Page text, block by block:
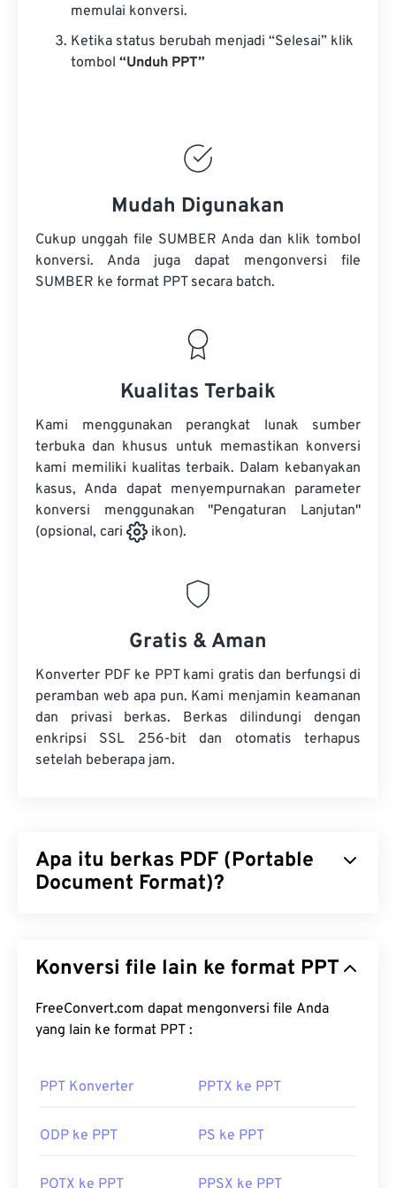
memulai konversi.
Ketika status berubah menjadi “Selesai” klik
tombol “Unduh PPT”
Mudah Digunakan
Cukup unggah file SUMBER Anda dan klik tombol
konversi. Anda juga dapat mengonversi file
SUMBER ke format PPT secara batch.
Kualitas Terbaik
Kami menggunakan perangkat lunak sumber
terbuka dan khusus untuk memastikan konversi
kami memiliki kualitas terbaik. Dalam kebanyakan
kasus, Anda dapat menyempurnakan parameter
konversi menggunakan "Pengaturan Lanjutan"
(opsional, cari
ikon).
Gratis & Aman
Konverter PDF ke PPT kami gratis dan berfungsi di
peramban web apa pun. Kami menjamin keamanan
dan privasi berkas. Berkas dilindungi dengan
enkripsi SSL 256-bit dan otomatis terhapus
setelah beberapa jam.
Apa itu berkas PDF (Portable
Document Format)?
dokumen teks dan gambar grafis, menjadikannya
digunakan saat ini. Alasan PDF begitu populer
adalah karena dapat mempertahankan format
PDF?
Kebanyakan orang langsung membuka
Konversi file lain ke format PPT
FreeConvert.com dapat mengonversi file Anda
yang lain ke format PPT :
PPT Konverter PPTX ke PPT
ODP ke PPT PS ke PPT